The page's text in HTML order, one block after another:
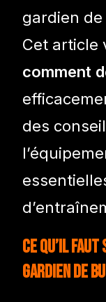
gardien
Cet article
comment
des
Ce qu’il faut
gardien de